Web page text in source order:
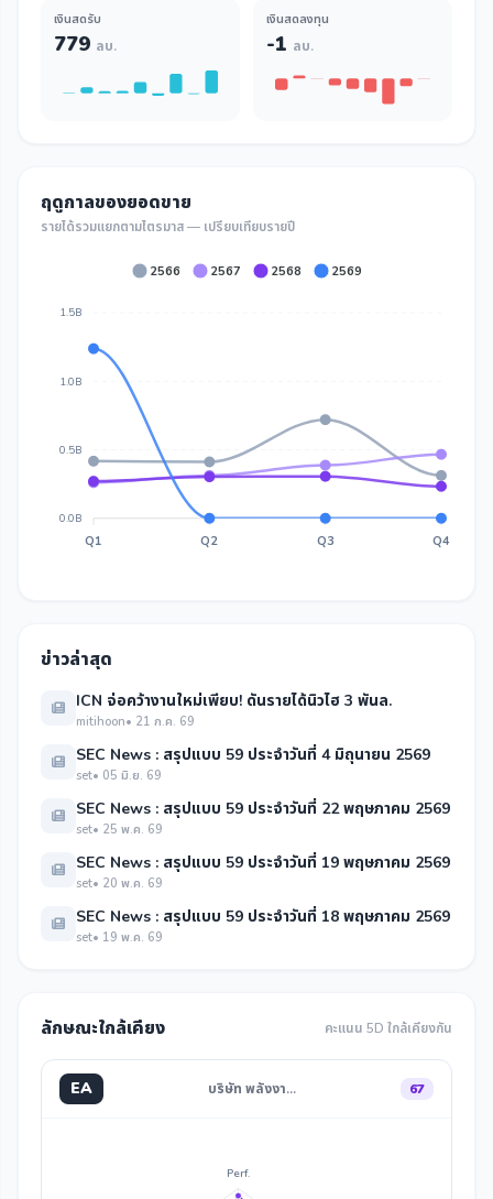
เงินสดรับ
779 ลบ.
เงินสดลงทุน
-1 ลบ.
ฤดูกาลของยอดขาย
รายได้รวมแยกตามไตรมาส — เปรียบเทียบรายปี
2566 2567 2568 2569
1.5B
1.0B
0.5B
0.0B
Q1 Q2 Q3 Q4
ข่าวล่าสุด
ICN จ่อคว้างานใหม่เพียบ! ดันรายได้นิวไฮ 3 พันล.
mitihoon• 21 ก.ค. 69
SEC News : สรุปแบบ 59 ประจำวันที่ 4 มิถุนายน 2569
set• 05 มิ.ย. 69
SEC News : สรุปแบบ 59 ประจำวันที่ 22 พฤษภาคม 2569
set• 25 พ.ค. 69
SEC News : สรุปแบบ 59 ประจำวันที่ 19 พฤษภาคม 2569
set• 20 พ.ค. 69
SEC News : สรุปแบบ 59 ประจำวันที่ 18 พฤษภาคม 2569
set• 19 พ.ค. 69
ลักษณะใกล้เคียง คะแนน 5D ใกล้เคียงกัน
EA บริษัท พลังงา… 67
Perf.